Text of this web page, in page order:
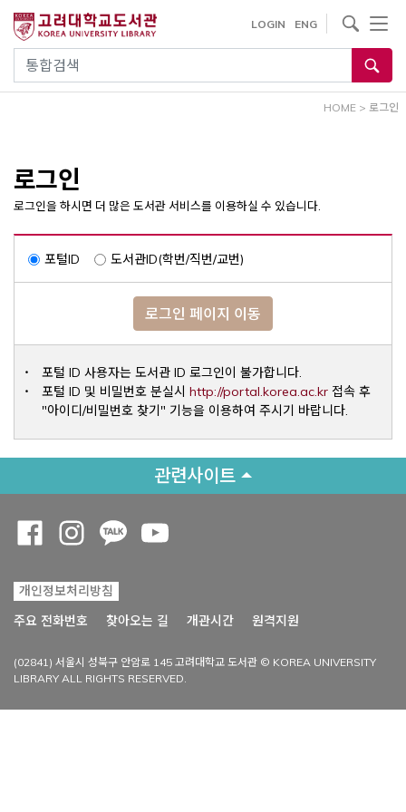
건
통합검색
LOGIN ENG
사이트내 검색
HOME > 로그인
로그인
로그인을 하시면 더 많은 도서관 서비스를 이용하실 수 있습니다.
포털ID 도서관ID(학번/직번/교번)
로그인 페이지 이동
포털 ID 사용자는 도서관 ID 로그인이 불가합니다.
포털 ID 및 비밀번호 분실시 http://portal.korea.ac.krOpens a
접속 후
"아이디/비밀번호 찾기" 기능을 이용하여 주시기 바랍니다.
관련사이트
개인정보처리방침
주요 전화번호
찾아오는 길 개관시간 원격지원
(02841) 서울시 성북구 안암로 145 고려대학교 도서관 © KOREA UNIVERSITY
LIBRARY ALL RIGHTS RESERVED.
Opens a new window
Opens a new window
Opens a new window